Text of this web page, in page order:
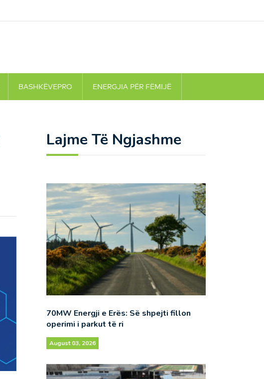
BASHKËVEPRO ENERGJIA PËR FËMIJË
Lajme Të Ngjashme
70MW Energji e Erës: Së shpejti fillon
operimi i parkut të ri
August 03, 2026